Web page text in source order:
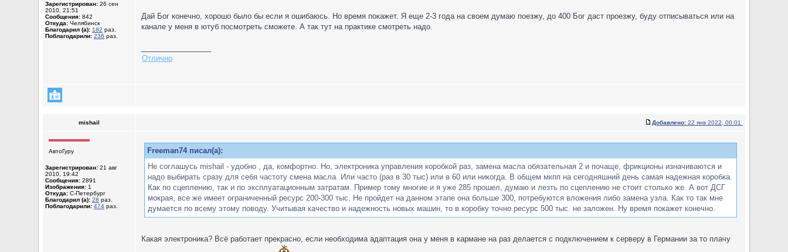
Зарегистрирован: 26 сен
2010, 21:51
Сообщения: 842
Откуда: Челябинск
Благодарил (а): 182 раз.
Поблагодарили: 236 раз.
Дай Бог конечно, хорошо было бы если я ошибаюсь. Но время покажет. Я еще 2-3 года на своем думаю поезжу, до 400 Бог даст проезжу, буду отписываться или на
канале у меня в ютуб посмотреть сможете. А так тут на практике смотреть надо.
Отлично
mishail Добавлено: 22 янв 2022, 00:01
АвтоГуру
Зарегистрирован: 21 авг
2010, 19:42
Сообщения: 2891
Изображения: 1
Откуда: С-Петербург
Благодарил (а): 28 раз.
Поблагодарили: 474 раз.
Freeman74 писал(а):
Не соглашусь mishail - удобно , да, комфортно. Но, электроника управления коробкой раз, замена масла обязательная 2 и почаще, фрикционы изначиваются и
надо выбирать сразу для себя частоту смена масла. Или часто (раз в 30 тыс) или в 60 или никогда. В общем мкпп на сегодняшний день самая надежная коробка.
Как по сцеплению, так и по эксплуатационным затратам. Пример тому многие и я уже 285 прошел, думаю и лезть по сцеплению не стоит столько же. А вот ДСГ
мокрая, все же имеет ограниченный ресурс 200-300 тыс. Не пройдет на данном этапе она больше 300, потребуются вложения либо замена узла. Как то так мне
думается по всему этому поводу. Учитывая качество и надежность новых машин, то в коробку точно ресурс 500 тыс. не заложен. Ну время покажет конечно.
Какая электроника? Всё работает прекрасно, если необходима адаптация она у меня в кармане на раз делается с подключением к серверу в Германии за то плачу